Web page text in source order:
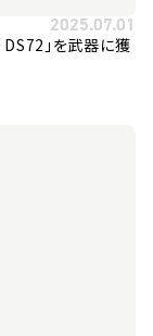
2025.07.01
」を武器に獲